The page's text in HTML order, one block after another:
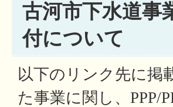
古河市下水道事
付について
以下のリンク先に掲
た事業に関し、PPP/